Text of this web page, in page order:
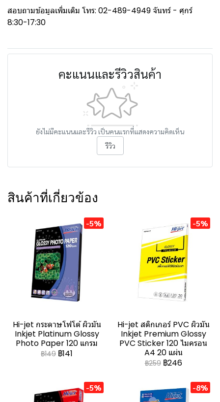
สอบถามข้อมูลเพิ่มเติม โทร: 02-489-4949 จันทร์ - ศุกร์
8:30-17:30
คะแนนและรีวิวสินค้า
ยังไม่มีคะแนนและรีวิว เป็นคนแรกที่แสดงความคิดเห็น
รีวิว
สินค้าที่เกี่ยวข้อง
-5%
Hi-jet กระดาษโฟโต้ ผิวมัน
Inkjet Platinum Glossy
Photo Paper 120 แกรม
฿149 ฿141
-5%
Hi-jet สติกเกอร์ PVC ผิวมัน
Inkjet Premium Glossy
PVC Sticker 120 ไมครอน
A4 20 แผ่น
฿259 ฿246
-5% -8%